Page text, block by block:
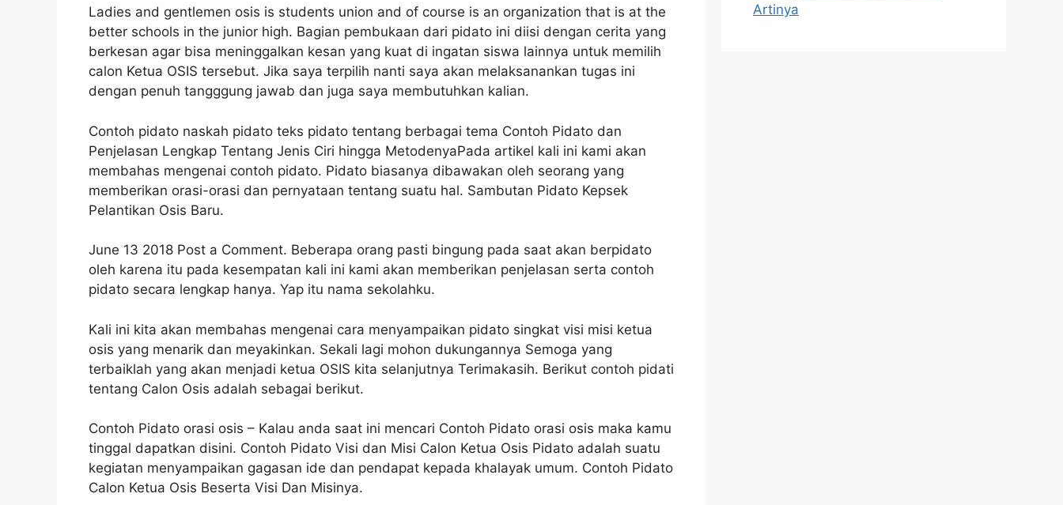
Ladies and gentlemen osis is students union and of course is an organization that is at the
better schools in the junior high. Bagian pembukaan dari pidato ini diisi dengan cerita yang
berkesan agar bisa meninggalkan kesan yang kuat di ingatan siswa lainnya untuk memilih
calon Ketua OSIS tersebut. Jika saya terpilih nanti saya akan melaksanankan tugas ini
dengan penuh tangggung jawab dan juga saya membutuhkan kalian.
Contoh pidato naskah pidato teks pidato tentang berbagai tema Contoh Pidato dan
Penjelasan Lengkap Tentang Jenis Ciri hingga MetodenyaPada artikel kali ini kami akan
membahas mengenai contoh pidato. Pidato biasanya dibawakan oleh seorang yang
memberikan orasi-orasi dan pernyataan tentang suatu hal. Sambutan Pidato Kepsek
Pelantikan Osis Baru.
June 13 2018 Post a Comment. Beberapa orang pasti bingung pada saat akan berpidato
oleh karena itu pada kesempatan kali ini kami akan memberikan penjelasan serta contoh
pidato secara lengkap hanya. Yap itu nama sekolahku.
Kali ini kita akan membahas mengenai cara menyampaikan pidato singkat visi misi ketua
osis yang menarik dan meyakinkan. Sekali lagi mohon dukungannya Semoga yang
terbaiklah yang akan menjadi ketua OSIS kita selanjutnya Terimakasih. Berikut contoh pidati
tentang Calon Osis adalah sebagai berikut.
Contoh Pidato orasi osis – Kalau anda saat ini mencari Contoh Pidato orasi osis maka kamu
tinggal dapatkan disini. Contoh Pidato Visi dan Misi Calon Ketua Osis Pidato adalah suatu
kegiatan menyampaikan gagasan ide dan pendapat kepada khalayak umum. Contoh Pidato
Calon Ketua Osis Beserta Visi Dan Misinya.
Artinya